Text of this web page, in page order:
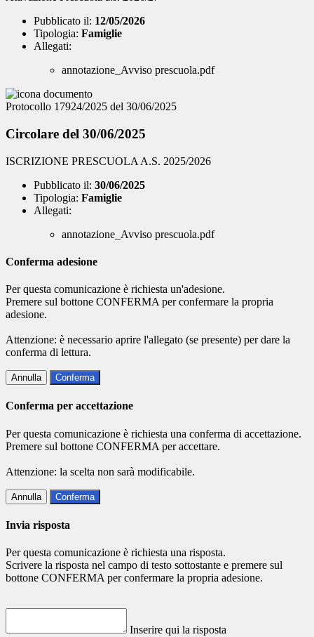
Pubblicato il: 12/05/2026
Tipologia: Famiglie
Allegati:
annotazione_Avviso prescuola.pdf
Protocollo 17924/2025 del 30/06/2025
Circolare del 30/06/2025
ISCRIZIONE PRESCUOLA A.S. 2025/2026
Pubblicato il: 30/06/2025
Tipologia: Famiglie
Allegati:
annotazione_Avviso prescuola.pdf
Conferma adesione
Per questa comunicazione è richiesta un'adesione.
Premere sul bottone CONFERMA per confermare la propria
adesione.
Attenzione: è necessario aprire l'allegato (se presente) per dare la
conferma di lettura.
Annulla Conferma
Conferma per accettazione
Per questa comunicazione è richiesta una conferma di accettazione.
Premere sul bottone CONFERMA per accettare.
Attenzione: la scelta non sarà modificabile.
Annulla Conferma
Invia risposta
Per questa comunicazione è richiesta una risposta.
Scrivere la risposta nel campo di testo sottostante e premere sul
bottone CONFERMA per confermare la propria adesione.
Inserire qui la risposta